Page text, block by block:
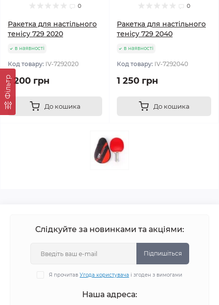
Фільтр
0
Ракетка для настільного
тенісу 729 2020
в наявності
Код товару: IV-7292020
1 200 грн
До кошика
0
Ракетка для настільного
тенісу 729 2040
в наявності
Код товару: IV-7292040
1 250 грн
До кошика
Слідкуйте за новинками та акціями:
Підпишіться
Я прочитав Угода користувача і згоден з вимогами
Наша адреса: